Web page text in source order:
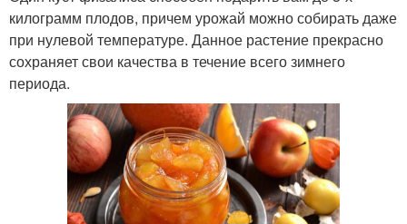
килограмм плодов, причем урожай можно собирать даже
при нулевой температуре. Данное растение прекрасно
сохраняет свои качества в течение всего зимнего
периода.